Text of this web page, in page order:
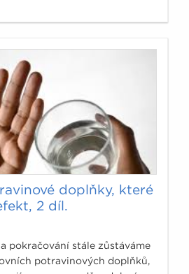
doplňky, které
2 díl.
pokračování stále zůstáváme
potravinových doplňků,